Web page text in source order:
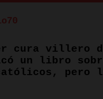
cura villero
un libro
pero